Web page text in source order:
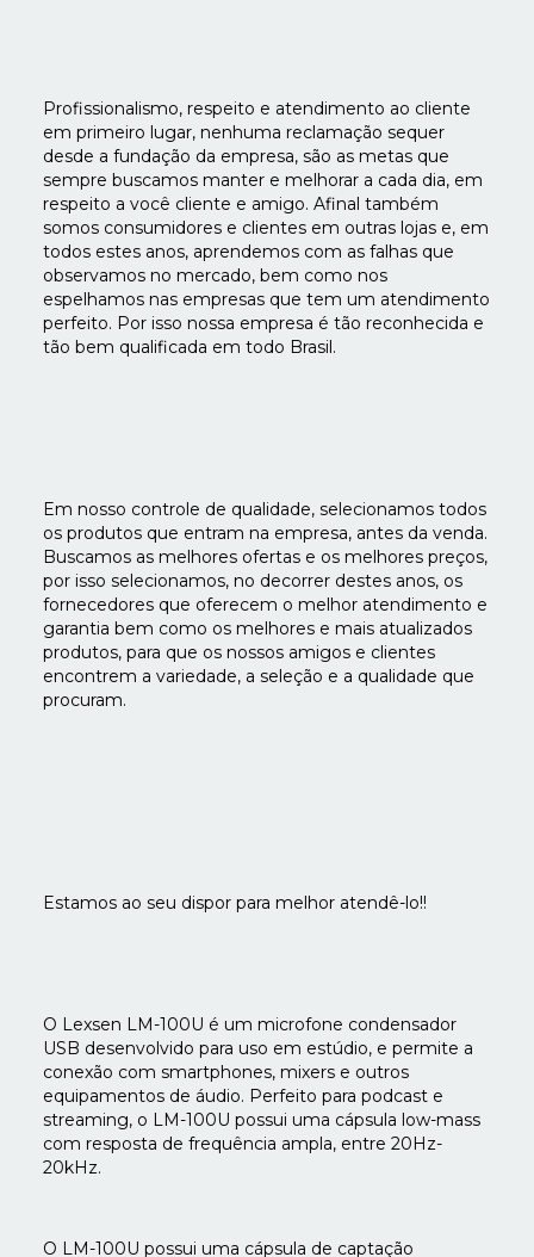
Profissionalismo, respeito e atendimento ao cliente
em primeiro lugar, nenhuma reclamação sequer
desde a fundação da empresa, são as metas que
sempre buscamos manter e melhorar a cada dia, em
respeito a você cliente e amigo. Afinal também
somos consumidores e clientes em outras lojas e, em
todos estes anos, aprendemos com as falhas que
observamos no mercado, bem como nos
espelhamos nas empresas que tem um atendimento
perfeito. Por isso nossa empresa é tão reconhecida e
tão bem qualificada em todo Brasil.
Em nosso controle de qualidade, selecionamos todos
os produtos que entram na empresa, antes da venda.
Buscamos as melhores ofertas e os melhores preços,
por isso selecionamos, no decorrer destes anos, os
fornecedores que oferecem o melhor atendimento e
garantia bem como os melhores e mais atualizados
produtos, para que os nossos amigos e clientes
encontrem a variedade, a seleção e a qualidade que
procuram.
Estamos ao seu dispor para melhor atendê-lo!!
O Lexsen LM-100U é um microfone condensador
USB desenvolvido para uso em estúdio, e permite a
conexão com smartphones, mixers e outros
equipamentos de áudio. Perfeito para podcast e
streaming, o LM-100U possui uma cápsula low-mass
com resposta de frequência ampla, entre 20Hz-
20kHz.
O LM-100U possui uma cápsula de captação